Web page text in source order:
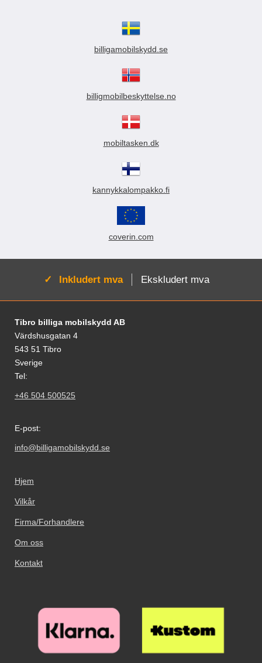
billigamobilskydd.se
billigmobilbeskyttelse.no
mobiltasken.dk
kannykkalompakko.fi
coverin.com
Aktiv:
Inkludert mva Ekskludert mva
Footer-innhold Blandet informasjon og
Tibro billiga mobilskydd AB
Värdshusgatan 4
543 51 Tibro
Sverige
Tel:
+46 504 500525
E-post:
info@billigamobilskydd.se
Hjem
Vilkår
Firma/Forhandlere
Om oss
Kontakt